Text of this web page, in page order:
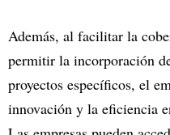
Además, al facilitar la
permitir la incorporación
proyectos específicos, el
innovación y la eficiencia